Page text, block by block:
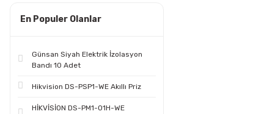
En Populer Olanlar
Günsan Siyah Elektrik İzolasyon
Bandı 10 Adet
Hikvision DS-PSP1-WE Akıllı Priz
HİKVİSİON DS-PM1-O1H-WE